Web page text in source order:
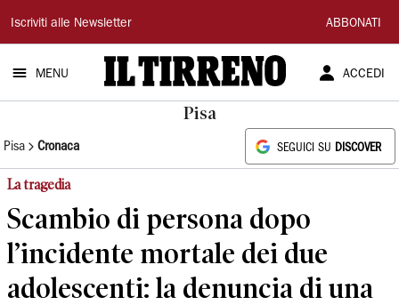
Il
Tirreno
Iscriviti alle Newsletter ABBONATI
MENU ACCEDI
Pisa
Pisa Cronaca SEGUICI SU DISCOVER
La tragedia
Scambio di persona dopo
l’incidente mortale dei due
adolescenti: la denuncia di una